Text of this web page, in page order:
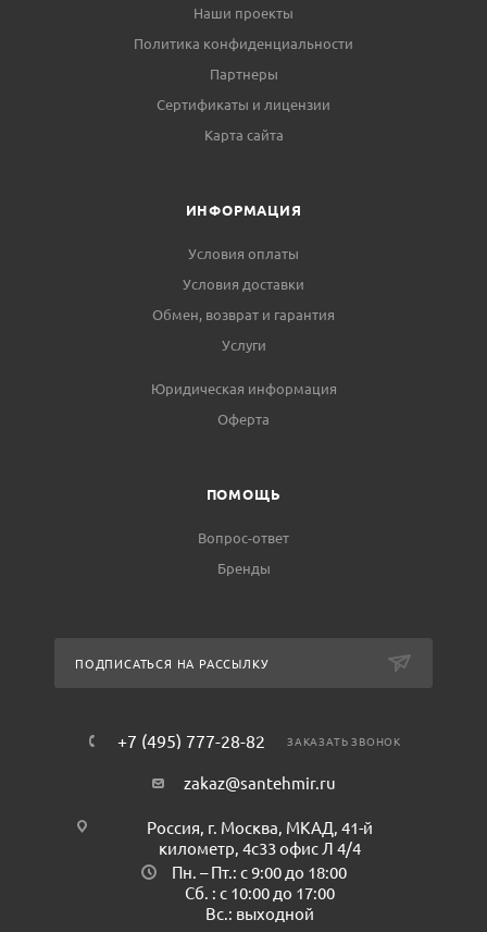
Наши проекты
Политика конфиденциальности
Партнеры
Сертификаты и лицензии
Карта сайта
ИНФОРМАЦИЯ
Условия оплаты
Условия доставки
Обмен, возврат и гарантия
Услуги
Юридическая информация
Оферта
ПОМОЩЬ
Вопрос-ответ
Бренды
ПОДПИСАТЬСЯ НА РАССЫЛКУ
+7 (495) 777-28-82 ЗАКАЗАТЬ ЗВОНОК
zakaz@santehmir.ru
Россия, г. Москва, МКАД, 41-й
километр, 4с33 офис Л 4/4
Пн. – Пт.: с 9:00 до 18:00
Сб. : с 10:00 до 17:00
Вс.: выходной